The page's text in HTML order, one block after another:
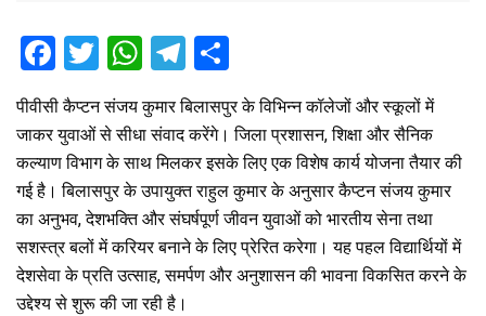
F
a
ce
b
o
o
k
T
wi
tt
er
W
at
s
A
p
p
T
el
e
gr
a
m
h
ar
e
पीवीसी कैप्टन संजय कुमार बिलासपुर के विभिन्न कॉलेजों और स्कूलों में
जाकर युवाओं से सीधा संवाद करेंगे। जिला प्रशासन, शिक्षा और सैनिक
कल्याण विभाग के साथ मिलकर इसके लिए एक विशेष कार्य योजना तैयार की
गई है। बिलासपुर के उपायुक्त राहुल कुमार के अनुसार कैप्टन संजय कुमार
का अनुभव, देशभक्ति और संघर्षपूर्ण जीवन युवाओं को भारतीय सेना तथा
सशस्त्र बलों में करियर बनाने के लिए प्रेरित करेगा। यह पहल विद्यार्थियों में
देशसेवा के प्रति उत्साह, समर्पण और अनुशासन की भावना विकसित करने के
उद्देश्य से शुरू की जा रही है।